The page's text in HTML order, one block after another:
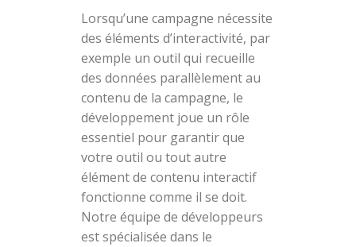
Lorsqu’une campagne nécessite
des éléments d’interactivité, par
exemple un outil qui recueille
des données parallèlement au
contenu de la campagne, le
développement joue un rôle
essentiel pour garantir que
votre outil ou tout autre
élément de contenu interactif
fonctionne comme il se doit.
Notre équipe de développeurs
est spécialisée dans le